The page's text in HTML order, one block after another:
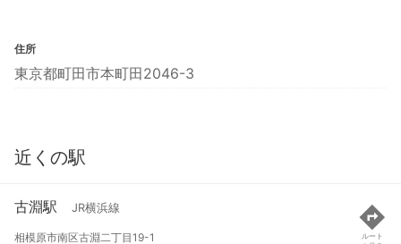
住所
東京都町田市本町田2046-3
近くの駅
古淵駅 JR横浜線
相模原市南区古淵二丁目19-1
ルート